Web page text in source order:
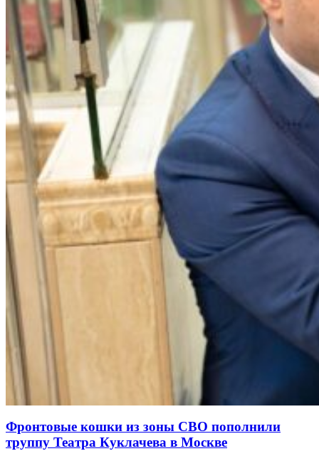
Фронтовые кошки из зоны СВО пополнили
труппу Театра Куклачева в Москве